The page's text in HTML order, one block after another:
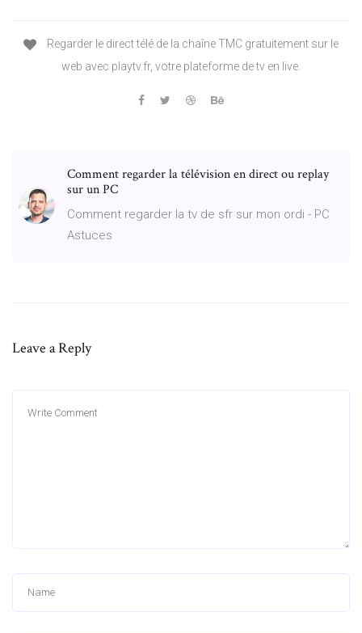
Regarder le direct télé de la chaîne TMC gratuitement sur le
web avec playtv.fr, votre plateforme de tv en live.
Comment regarder la télévision en direct ou replay
sur un PC
Comment regarder la tv de sfr sur mon ordi - PC
Astuces
Leave a Reply